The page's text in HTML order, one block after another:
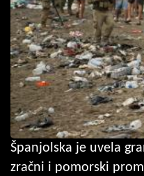
Španjolska je uvela
zračni i pomorski